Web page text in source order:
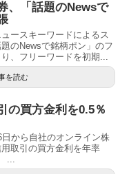
、「話題のNewsで
ースキーワードによるス
のNewsで銘柄ポン」のフ
、フリーワードを初期...
を読む
の買方金利を0.5％
から自社のオンライン株
取引の買方金利を年率
...